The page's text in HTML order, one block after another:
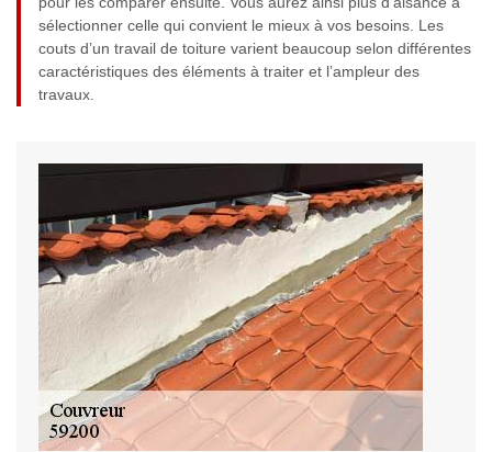
sélectionner celle qui convient le mieux à vos besoins. Les
couts d’un travail de toiture varient beaucoup selon différentes
caractéristiques des éléments à traiter et l’ampleur des
travaux.